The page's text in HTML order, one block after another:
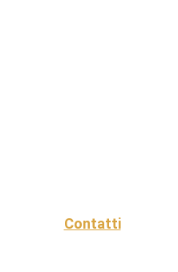
Contatti